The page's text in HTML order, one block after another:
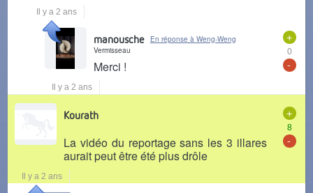
Il y a 2 ans
+
0
-
manousche
En réponse à Weng-Weng
Vermisseau
Merci !
Il y a 2 ans
+
8
-
Kourath
La vidéo du reportage sans les 3 illares
aurait peut être été plus drôle
Il y a 2 ans